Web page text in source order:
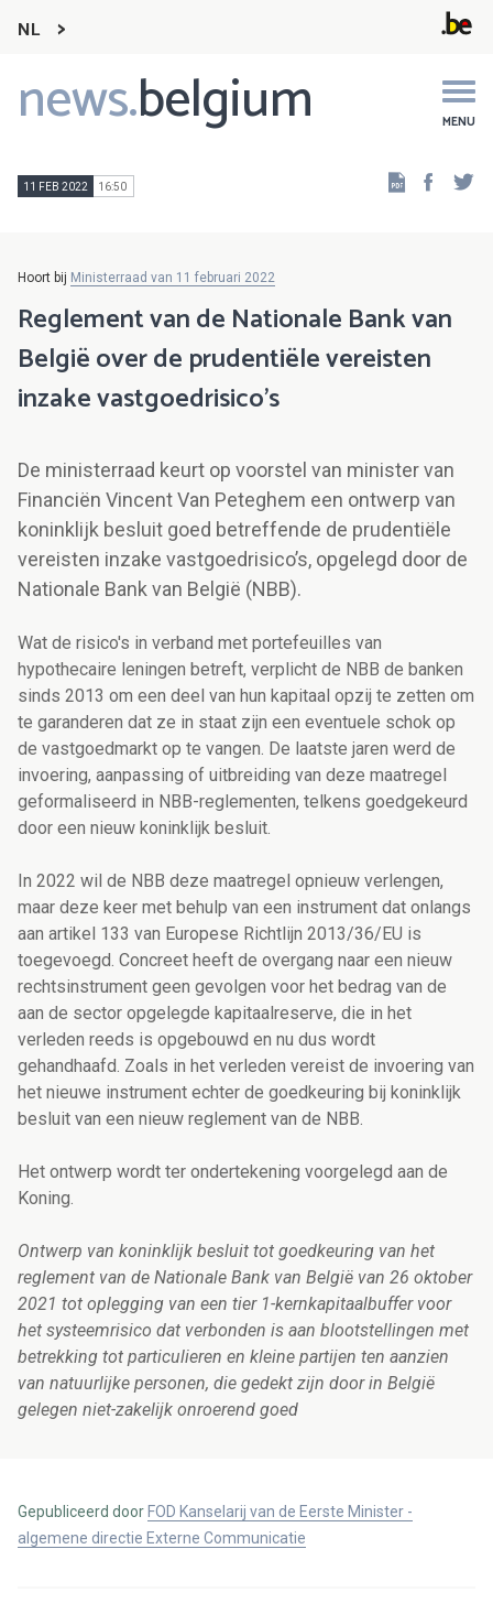
NL
news.belgium MENU
Main
navigation
11 FEB 2022 16:50
Hoort bij Ministerraad van 11 februari 2022
Reglement van de Nationale Bank van
België over de prudentiële vereisten
inzake vastgoedrisico’s
De ministerraad keurt op voorstel van minister van
Financiën Vincent Van Peteghem een ontwerp van
koninklijk besluit goed betreffende de prudentiële
vereisten inzake vastgoedrisico’s, opgelegd door de
Nationale Bank van België (NBB).
Wat de risico's in verband met portefeuilles van
hypothecaire leningen betreft, verplicht de NBB de banken
sinds 2013 om een deel van hun kapitaal opzij te zetten om
te garanderen dat ze in staat zijn een eventuele schok op
de vastgoedmarkt op te vangen. De laatste jaren werd de
invoering, aanpassing of uitbreiding van deze maatregel
geformaliseerd in NBB-reglementen, telkens goedgekeurd
door een nieuw koninklijk besluit.
In 2022 wil de NBB deze maatregel opnieuw verlengen,
maar deze keer met behulp van een instrument dat onlangs
aan artikel 133 van Europese Richtlijn 2013/36/EU is
toegevoegd. Concreet heeft de overgang naar een nieuw
rechtsinstrument geen gevolgen voor het bedrag van de
aan de sector opgelegde kapitaalreserve, die in het
verleden reeds is opgebouwd en nu dus wordt
gehandhaafd. Zoals in het verleden vereist de invoering van
het nieuwe instrument echter de goedkeuring bij koninklijk
besluit van een nieuw reglement van de NBB.
Het ontwerp wordt ter ondertekening voorgelegd aan de
Koning.
Ontwerp van koninklijk besluit tot goedkeuring van het
reglement van de Nationale Bank van België van 26 oktober
2021 tot oplegging van een tier 1-kernkapitaalbuffer voor
het systeemrisico dat verbonden is aan blootstellingen met
betrekking tot particulieren en kleine partijen ten aanzien
van natuurlijke personen, die gedekt zijn door in België
gelegen niet-zakelijk onroerend goed
Gepubliceerd door FOD Kanselarij van de Eerste Minister -
algemene directie Externe Communicatie